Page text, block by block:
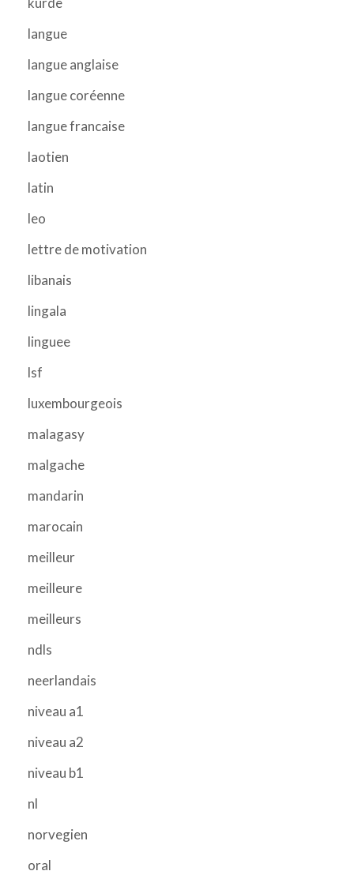
langue
langue anglaise
langue coréenne
langue francaise
laotien
latin
leo
lettre de motivation
libanais
lingala
linguee
lsf
luxembourgeois
malagasy
malgache
mandarin
marocain
meilleur
meilleure
meilleurs
ndls
neerlandais
niveau a1
niveau a2
niveau b1
nl
norvegien
oral